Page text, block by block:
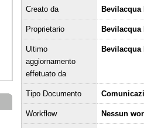
Creato da Bevilacqua
Proprietario Bevilacqua
Ultimo
aggiornamento
effetuato da
Bevilacqua
Tipo Documento
Workflow Nessun